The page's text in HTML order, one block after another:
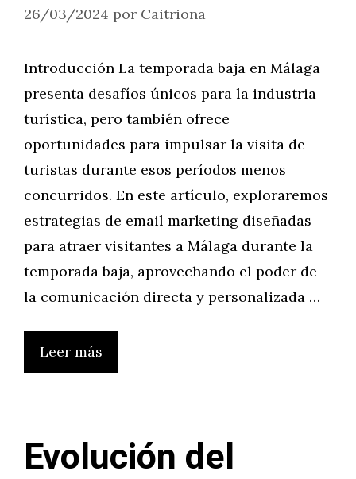
26/03/2024 por Caitriona
Introducción La temporada baja en Málaga
presenta desafíos únicos para la industria
turística, pero también ofrece
oportunidades para impulsar la visita de
turistas durante esos períodos menos
concurridos. En este artículo, exploraremos
estrategias de email marketing diseñadas
para atraer visitantes a Málaga durante la
temporada baja, aprovechando el poder de
la comunicación directa y personalizada …
Leer más
Evolución del